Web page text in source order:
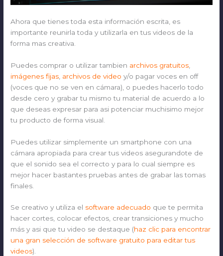
Ahora que tienes toda esta información escrita, es
importante reunirla toda y utilizarla en tus videos de la
forma mas creativa.
Puedes comprar o utilizar tambien archivos gratuitos
imágenes fijas archivos de video y/o pagar voces en off
(voces que no se ven en cámara), o puedes hacerlo todo
desde cero y grabar tu mismo tu material de acuerdo a lo
que deseas expresar para asi potenciar muchisimo mejor
tu producto de forma visual.
Puedes utilizar simplemente un smartphone con una
cámara apropiada para crear tus videos asegurandote de
que el sonido sea el correcto y para lo cual siempre es
mejor hacer bastantes pruebas antes de grabar las tomas
finales.
Se creativo y utiliza el software adecuado que te permita
hacer cortes, colocar efectos, crear transiciones y mucho
más y asi que tu video se destaque (haz clic para encontrar
una gran selección de software gratuito para editar tus
videos).